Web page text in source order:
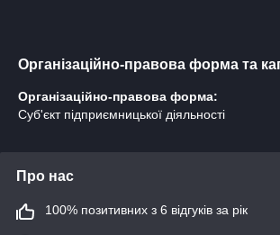
Організаційно-правова форма та
Організаційно-правова форма:
Суб'єкт підприємницької діяльності
Про нас
100% позитивних з 6 відгуків за рік